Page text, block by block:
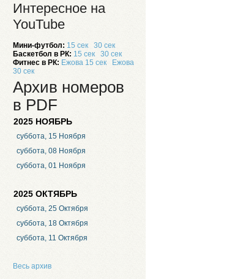
Интересное на
YouTube
Мини-футбол: 15 сек
30 сек
Баскетбол в РК: 15 сек
30 сек
Фитнес в РК: Ежова 15 сек
Ежова
30 сек
Архив номеров
в PDF
2025 НОЯБРЬ
суббота, 15 Ноября
суббота, 08 Ноября
суббота, 01 Ноября
2025 ОКТЯБРЬ
суббота, 25 Октября
суббота, 18 Октября
суббота, 11 Октября
Весь архив